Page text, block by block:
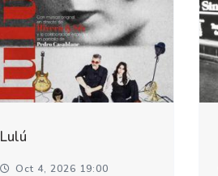
Lulú
Oct 4, 2026 19:00